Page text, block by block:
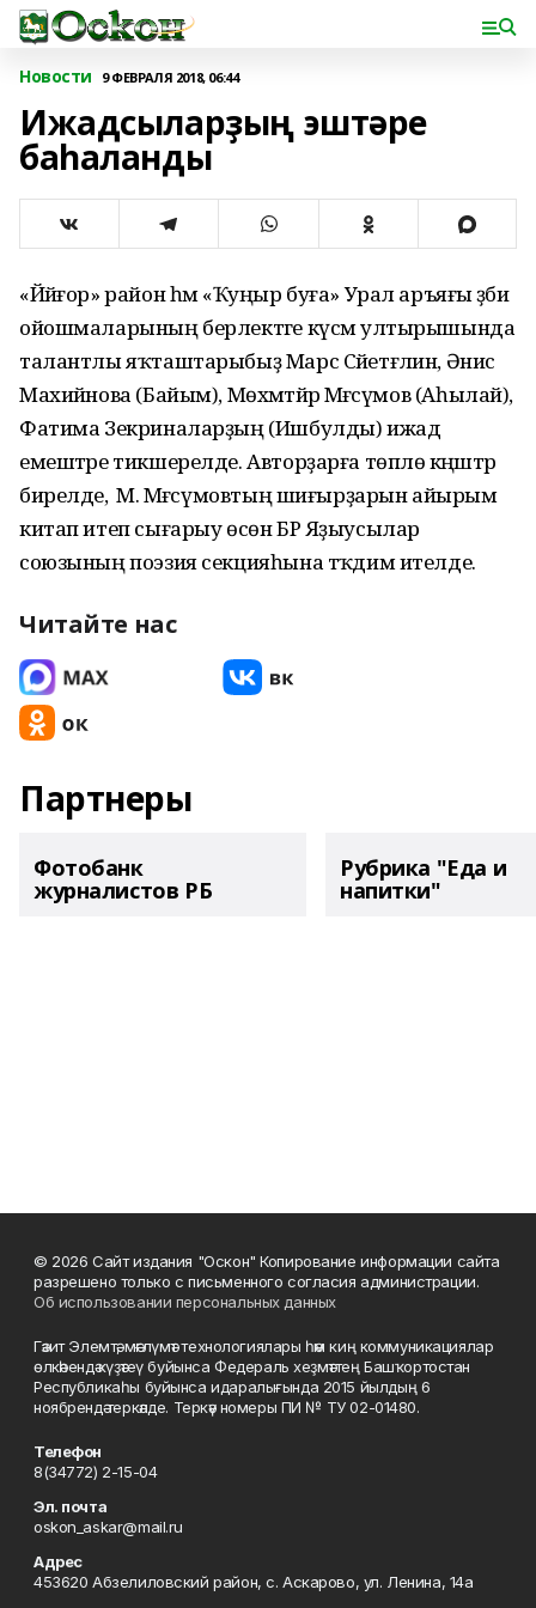
Новости 9 ФЕВРАЛЯ 2018, 06:44
Ижадсыларҙың эштәре
баһаланды
«Йәйғор» район һәм «Ҡуңыр буға» Урал аръяғы әҙәби
ойошмаларының берлектәге күсмә ултырышында
талантлы яҡташтарыбыҙ Марс Сәйетғәлин, Әнисә
Махийәнова (Байым), Мөхәмәтйәр Мәғәсүмов (Аһылай),
Фатима Зекриналарҙың (Ишбулды) ижад
емештәре тикшерелде. Авторҙарға төплө кәңәштәр
бирелде, ә М. Мәғәсүмовтың шиғырҙарын айырым
китап итеп сығарыу өсөн БР Яҙыусылар
союзының поэзия секцияһына тәҡдим ителде.
Читайте нас
Партнеры
Фотобанк
журналистов РБ
Рубрика "Еда и
напитки"
© 2026 Сайт издания "Оскон" Копирование информации сайта
разрешено только с письменного согласия администрации.
Об использовании персональных данных
Гәзит Элемтә, мәғлүмәт технологиялары һәм киң коммуникациялар
өлкәһендә күҙәтеү буйынса Федераль хеҙмәттең Башҡортостан
Республикаһы буйынса идаралығында 2015 йылдың 6
ноябрендә теркәлде. Теркәү номеры ПИ № ТУ 02-01480.
Телефон
8(34772) 2-15-04
Эл. почта
oskon_askar@mail.ru
Адрес
453620 Абзелиловский район, с. Аскарово, ул. Ленина, 14а